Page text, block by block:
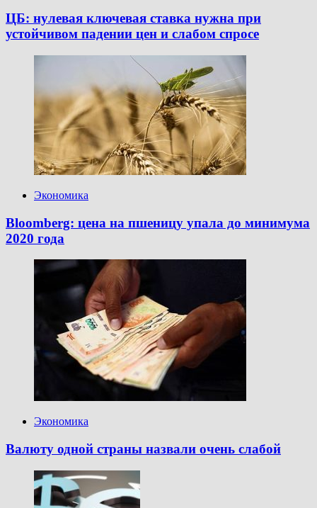
ЦБ: нулевая ключевая ставка нужна при
устойчивом падении цен и слабом спросе
Экономика
Bloomberg: цена на пшеницу упала до минимума
2020 года
Экономика
Валюту одной страны назвали очень слабой